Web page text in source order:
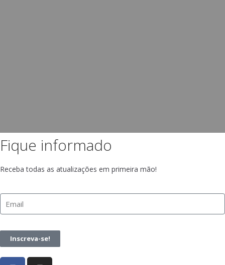
Fique informado
Receba todas as atualizações em primeira mão!
Inscreva-se!